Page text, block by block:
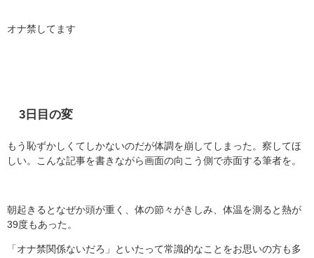
オナ禁してます
3日目の変
もう恥ずかしくてしかないのだが体調を崩してしまった。察してほ
しい。こんな記事を書きながら画面の向こう側で赤面する筆者を。
朝起きるとなぜか頭が重く、体の節々がきしみ、体温を測ると熱が
39度もあった。
「オナ禁関係ないだろ」といたって常識的なことをお思いの方も多